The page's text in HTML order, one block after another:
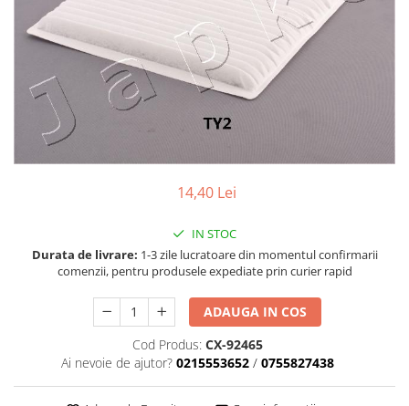
Accesorii spalare si uscare
Intretinere motor
Curatare generala
Restaurare faruri
Spalare si detailing rapid
Decontaminare vopsea
Intretinere vopsea
Intretinere barci
Recipiente si pulverizatoare
Genti si accesorii
■ Accesorii filtre
14,40 Lei
IN STOC
Durata de livrare: 1-3 zile lucratoare din momentul confirmarii
comenzii, pentru produsele expediate prin curier rapid
ADAUGA IN COS
Cod Produs: CX-92465
Ai nevoie de ajutor? 0215553652 / 0755827438